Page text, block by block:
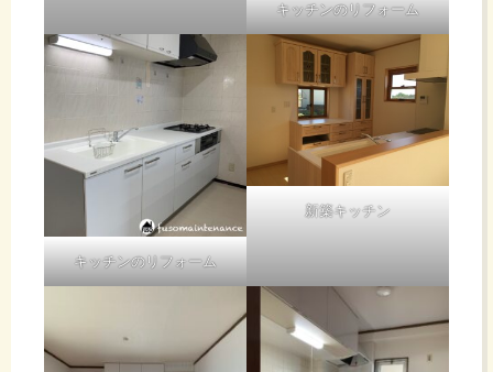
キッチンのリフォーム
キッチンのリフォーム
新築キッチン